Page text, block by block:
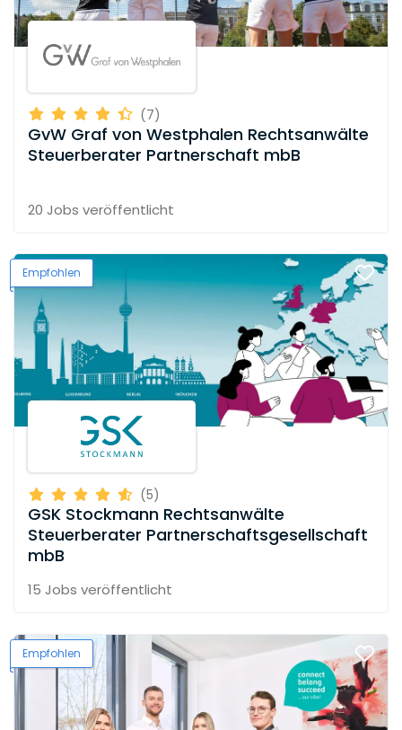
(7)
GvW Graf von Westphalen Rechtsanwälte
Steuerberater Partnerschaft mbB
20 Jobs veröffentlicht
Empfohlen
(5)
GSK Stockmann Rechtsanwälte
Steuerberater Partnerschaftsgesellschaft
mbB
15 Jobs veröffentlicht
Empfohlen